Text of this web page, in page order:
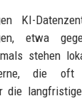
KI-
etwa
stehen
die oft
die